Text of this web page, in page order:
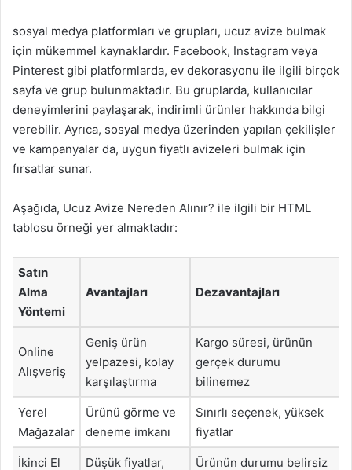
sosyal medya platformları ve grupları, ucuz avize bulmak
için mükemmel kaynaklardır. Facebook, Instagram veya
Pinterest gibi platformlarda, ev dekorasyonu ile ilgili birçok
sayfa ve grup bulunmaktadır. Bu gruplarda, kullanıcılar
deneyimlerini paylaşarak, indirimli ürünler hakkında bilgi
verebilir. Ayrıca, sosyal medya üzerinden yapılan çekilişler
ve kampanyalar da, uygun fiyatlı avizeleri bulmak için
fırsatlar sunar.
Aşağıda, Ucuz Avize Nereden Alınır? ile ilgili bir HTML
tablosu örneği yer almaktadır:
Satın
Alma
Yöntemi
Avantajları Dezavantajları
Online
Alışveriş
Geniş ürün
yelpazesi, kolay
karşılaştırma
Kargo süresi, ürünün
gerçek durumu
bilinemez
Yerel
Mağazalar
Ürünü görme ve
deneme imkanı
Sınırlı seçenek, yüksek
fiyatlar
İkinci El
Düşük fiyatlar,
Ürünün durumu belirsiz